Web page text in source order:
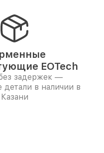
EOTech
задержек —
в наличии в
Казани